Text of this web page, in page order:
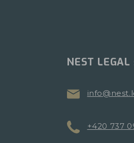
NEST
+420 737